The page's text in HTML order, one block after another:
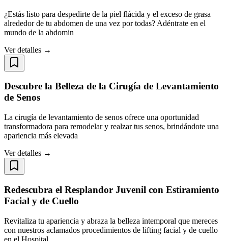
¿Estás listo para despedirte de la piel flácida y el exceso de grasa
alrededor de tu abdomen de una vez por todas? Adéntrate en el
mundo de la abdomin
Ver detalles →
Descubre la Belleza de la Cirugía de Levantamiento
de Senos
La cirugía de levantamiento de senos ofrece una oportunidad
transformadora para remodelar y realzar tus senos, brindándote una
apariencia más elevada
Ver detalles →
Redescubra el Resplandor Juvenil con Estiramiento
Facial y de Cuello
Revitaliza tu apariencia y abraza la belleza intemporal que mereces
con nuestros aclamados procedimientos de lifting facial y de cuello
en el Hospital